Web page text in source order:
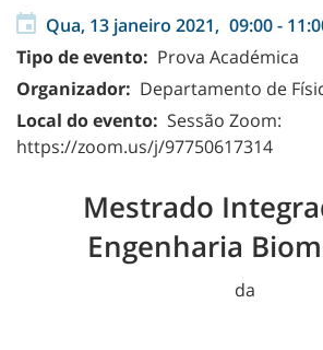
Qua, 13 janeiro 2021, 09:00-
Tipo de evento: Prova Académica
Organizador: Departamento de
Local do evento: Sessão Zoom:
https://zoom.us/j/97750617314
Mestrado
Engenharia
da